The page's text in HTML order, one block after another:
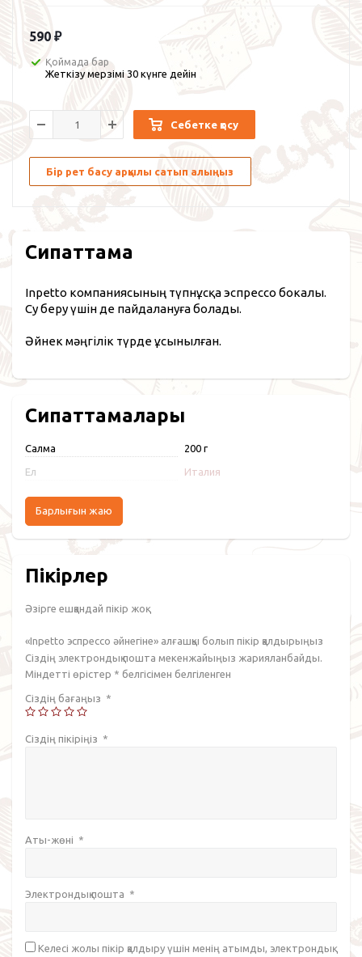
590 ₽
Қоймада бар
Жеткізу мерзімі 30 күнге дейін
Себетке қосу
Бір рет басу арқылы сатып алыңыз
Сипаттама
Inpetto компаниясының түпнұсқа эспрессо бокалы.
Су беру үшін де пайдалануға болады.
Әйнек мәңгілік түрде ұсынылған.
Сипаттамалары
Салмақ 200 г
Ел Италия
Барлығын жаю
Пікірлер
Әзірге ешқандай пікір жоқ.
«Inpetto эспрессо әйнегіне» алғашқы болып пікір қалдырыңыз
Сіздің электрондық пошта мекенжайыңыз жарияланбайды.
Міндетті өрістер * белгісімен белгіленген
Сіздің бағаңыз *
Сіздің пікіріңіз *
Аты-жөні *
Электрондық пошта *
Келесі жолы пікір қалдыру үшін менің атымды, электрондық